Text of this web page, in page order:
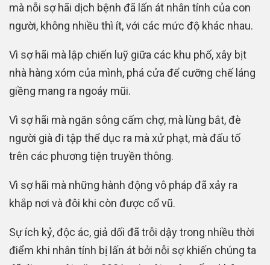
mà nỗi sợ hãi dịch bệnh đã lấn át nhân tính của con
người, không nhiều thì ít, với các mức độ khác nhau.
Vì sợ hãi mà lập chiến luỹ giữa các khu phố, xây bịt
nhà hàng xóm của mình, phá cửa để cưỡng chế láng
giềng mang ra ngoáy mũi.
Vì sợ hãi mà ngăn sông cấm chợ, mà lùng bắt, đè
người già đi tập thể dục ra mà xử phạt, mà đấu tố
trên các phương tiện truyền thông.
Vì sợ hãi mà những hành động vô pháp đã xảy ra
khắp nơi và đôi khi còn được cổ vũ.
Sự ích kỷ, độc ác, giả dối đã trỗi dậy trong nhiều thời
điểm khi nhân tính bị lấn át bởi nỗi sợ khiến chúng ta